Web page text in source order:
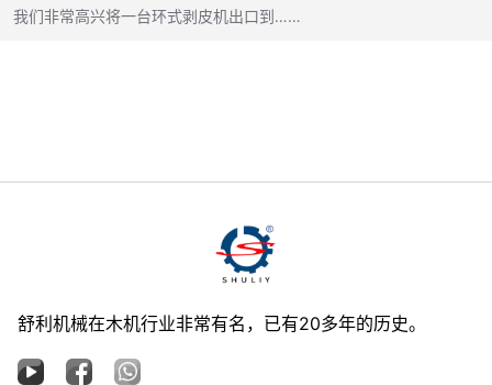
我们非常高兴将一台环式剥皮机出口到……
舒利机械在木机行业非常有名，已有20多年的历史。